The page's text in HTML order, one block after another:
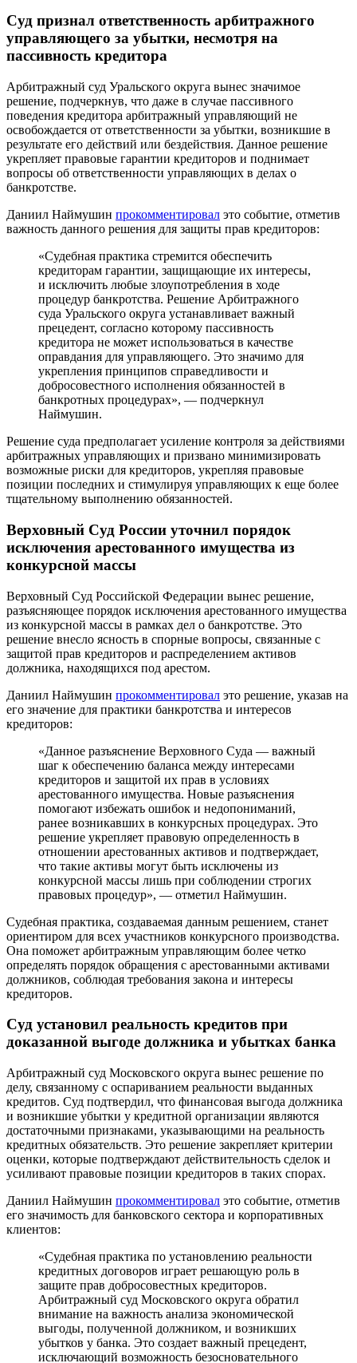
Суд признал ответственность арбитражного
управляющего за убытки, несмотря на
пассивность кредитора
Арбитражный суд Уральского округа вынес значимое
решение, подчеркнув, что даже в случае пассивного
поведения кредитора арбитражный управляющий не
освобождается от ответственности за убытки, возникшие в
результате его действий или бездействия. Данное решение
укрепляет правовые гарантии кредиторов и поднимает
вопросы об ответственности управляющих в делах о
банкротстве.
Даниил Наймушин прокомментировал это событие, отметив
важность данного решения для защиты прав кредиторов:
«Судебная практика стремится обеспечить
кредиторам гарантии, защищающие их интересы,
и исключить любые злоупотребления в ходе
процедур банкротства. Решение Арбитражного
суда Уральского округа устанавливает важный
прецедент, согласно которому пассивность
кредитора не может использоваться в качестве
оправдания для управляющего. Это значимо для
укрепления принципов справедливости и
добросовестного исполнения обязанностей в
банкротных процедурах», — подчеркнул
Наймушин.
Решение суда предполагает усиление контроля за действиями
арбитражных управляющих и призвано минимизировать
возможные риски для кредиторов, укрепляя правовые
позиции последних и стимулируя управляющих к еще более
тщательному выполнению обязанностей.
Верховный Суд России уточнил порядок
исключения арестованного имущества из
конкурсной массы
Верховный Суд Российской Федерации вынес решение,
разъясняющее порядок исключения арестованного имущества
из конкурсной массы в рамках дел о банкротстве. Это
решение внесло ясность в спорные вопросы, связанные с
защитой прав кредиторов и распределением активов
должника, находящихся под арестом.
Даниил Наймушин прокомментировал это решение, указав на
его значение для практики банкротства и интересов
кредиторов:
«Данное разъяснение Верховного Суда — важный
шаг к обеспечению баланса между интересами
кредиторов и защитой их прав в условиях
арестованного имущества. Новые разъяснения
помогают избежать ошибок и недопониманий,
ранее возникавших в конкурсных процедурах. Это
решение укрепляет правовую определенность в
отношении арестованных активов и подтверждает,
что такие активы могут быть исключены из
конкурсной массы лишь при соблюдении строгих
правовых процедур», — отметил Наймушин.
Судебная практика, создаваемая данным решением, станет
ориентиром для всех участников конкурсного производства.
Она поможет арбитражным управляющим более четко
определять порядок обращения с арестованными активами
должников, соблюдая требования закона и интересы
кредиторов.
Суд установил реальность кредитов при
доказанной выгоде должника и убытках банка
Арбитражный суд Московского округа вынес решение по
делу, связанному с оспариванием реальности выданных
кредитов. Суд подтвердил, что финансовая выгода должника
и возникшие убытки у кредитной организации являются
достаточными признаками, указывающими на реальность
кредитных обязательств. Это решение закрепляет критерии
оценки, которые подтверждают действительность сделок и
усиливают правовые позиции кредиторов в таких спорах.
Даниил Наймушин прокомментировал это событие, отметив
его значимость для банковского сектора и корпоративных
клиентов:
«Судебная практика по установлению реальности
кредитных договоров играет решающую роль в
защите прав добросовестных кредиторов.
Арбитражный суд Московского округа обратил
внимание на важность анализа экономической
выгоды, полученной должником, и возникших
убытков у банка. Это создает важный прецедент,
исключающий возможность безосновательного